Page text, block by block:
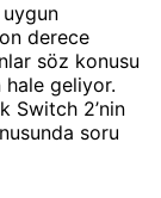
derece
söz konusu
hale geliyor.
Switch 2’nin
soru